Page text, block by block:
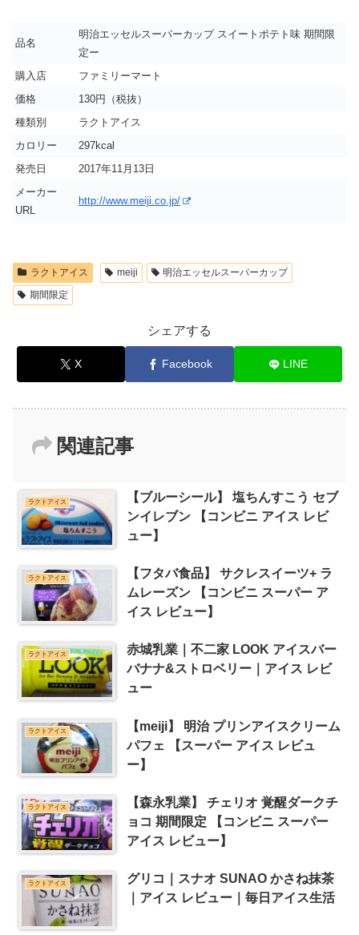
品名
明治エッセルスーパーカップ スイートポテト味 期間限
定ー
購入店
ファミリーマート
価格
130円（税抜）
種類別
ラクトアイス
カロリー
297kcal
発売日
2017年11月13日
メーカー
URL
http://www.meiji.co.jp/
ラクトアイス meiji
明治エッセルスーパーカップ
期間限定
シェアする
X Facebook LINE
関連記事
ラクトアイス
【ブルーシール】 塩ちんすこう セブ
ンイレブン 【コンビニ アイス レビ
ュー】
ラクトアイス
【フタバ食品】 サクレスイーツ+ ラ
ムレーズン 【コンビニ スーパー ア
イス レビュー】
ラクトアイス
赤城乳業｜不二家 LOOK アイスバー
バナナ&ストロベリー｜アイス レビ
ュー
ラクトアイス
【meiji】 明治 プリンアイスクリーム
パフェ 【スーパー アイス レビュ
ー】
ラクトアイス
【森永乳業】 チェリオ 覚醒ダークチ
ョコ 期間限定 【コンビニ スーパー
アイス レビュー】
ラクトアイス
グリコ｜スナオ SUNAO かさね抹茶
｜アイス レビュー｜毎日アイス生活